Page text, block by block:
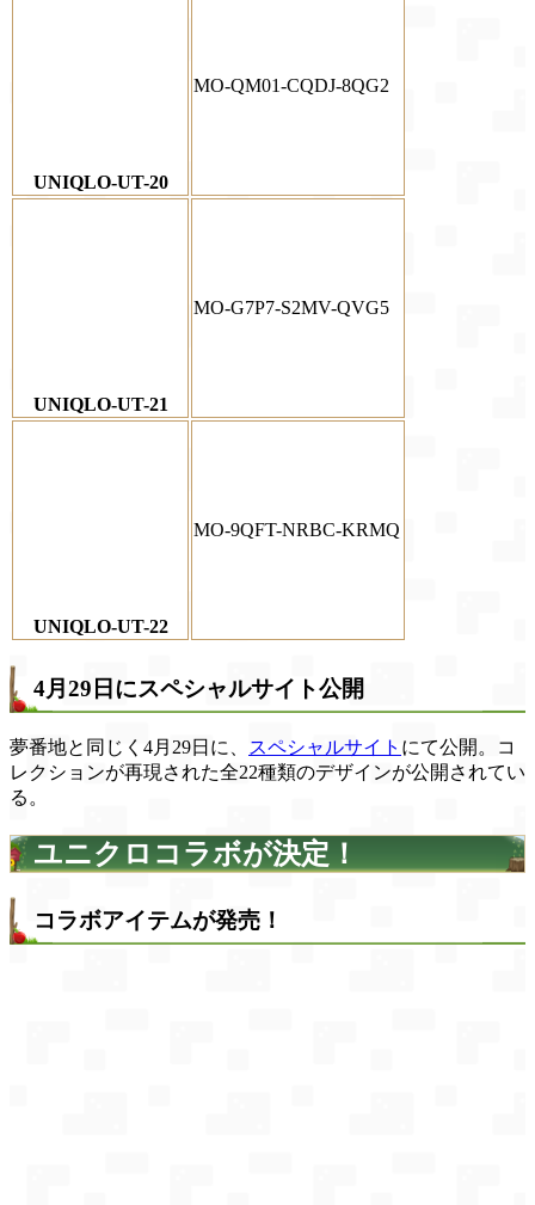
UNIQLO-UT-20
MO-QM01-CQDJ-8QG2
UNIQLO-UT-21
MO-G7P7-S2MV-QVG5
UNIQLO-UT-22
MO-9QFT-NRBC-KRMQ
4月29日にスペシャルサイト公開
夢番地と同じく4月29日に、 スペシャルサイト にて公開。コ
レクションが再現された全22種類のデザインが公開されてい
る。
ユニクロコラボが決定！
コラボアイテムが発売！